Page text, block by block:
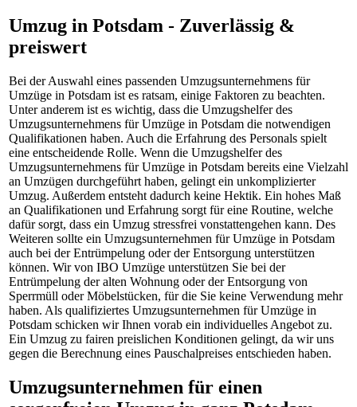
Umzug in Potsdam - Zuverlässig &
preiswert
Bei der Auswahl eines passenden Umzugsunternehmens für
Umzüge in Potsdam ist es ratsam, einige Faktoren zu beachten.
Unter anderem ist es wichtig, dass die Umzugshelfer des
Umzugsunternehmens für Umzüge in Potsdam die notwendigen
Qualifikationen haben. Auch die Erfahrung des Personals spielt
eine entscheidende Rolle. Wenn die Umzugshelfer des
Umzugsunternehmens für Umzüge in Potsdam bereits eine Vielzahl
an Umzügen durchgeführt haben, gelingt ein unkomplizierter
Umzug. Außerdem entsteht dadurch keine Hektik. Ein hohes Maß
an Qualifikationen und Erfahrung sorgt für eine Routine, welche
dafür sorgt, dass ein Umzug stressfrei vonstattengehen kann. Des
Weiteren sollte ein Umzugsunternehmen für Umzüge in Potsdam
auch bei der Entrümpelung oder der Entsorgung unterstützen
können. Wir von IBO Umzüge unterstützen Sie bei der
Entrümpelung der alten Wohnung oder der Entsorgung von
Sperrmüll oder Möbelstücken, für die Sie keine Verwendung mehr
haben. Als qualifiziertes Umzugsunternehmen für Umzüge in
Potsdam schicken wir Ihnen vorab ein individuelles Angebot zu.
Ein Umzug zu fairen preislichen Konditionen gelingt, da wir uns
gegen die Berechnung eines Pauschalpreises entschieden haben.
Umzugsunternehmen für einen